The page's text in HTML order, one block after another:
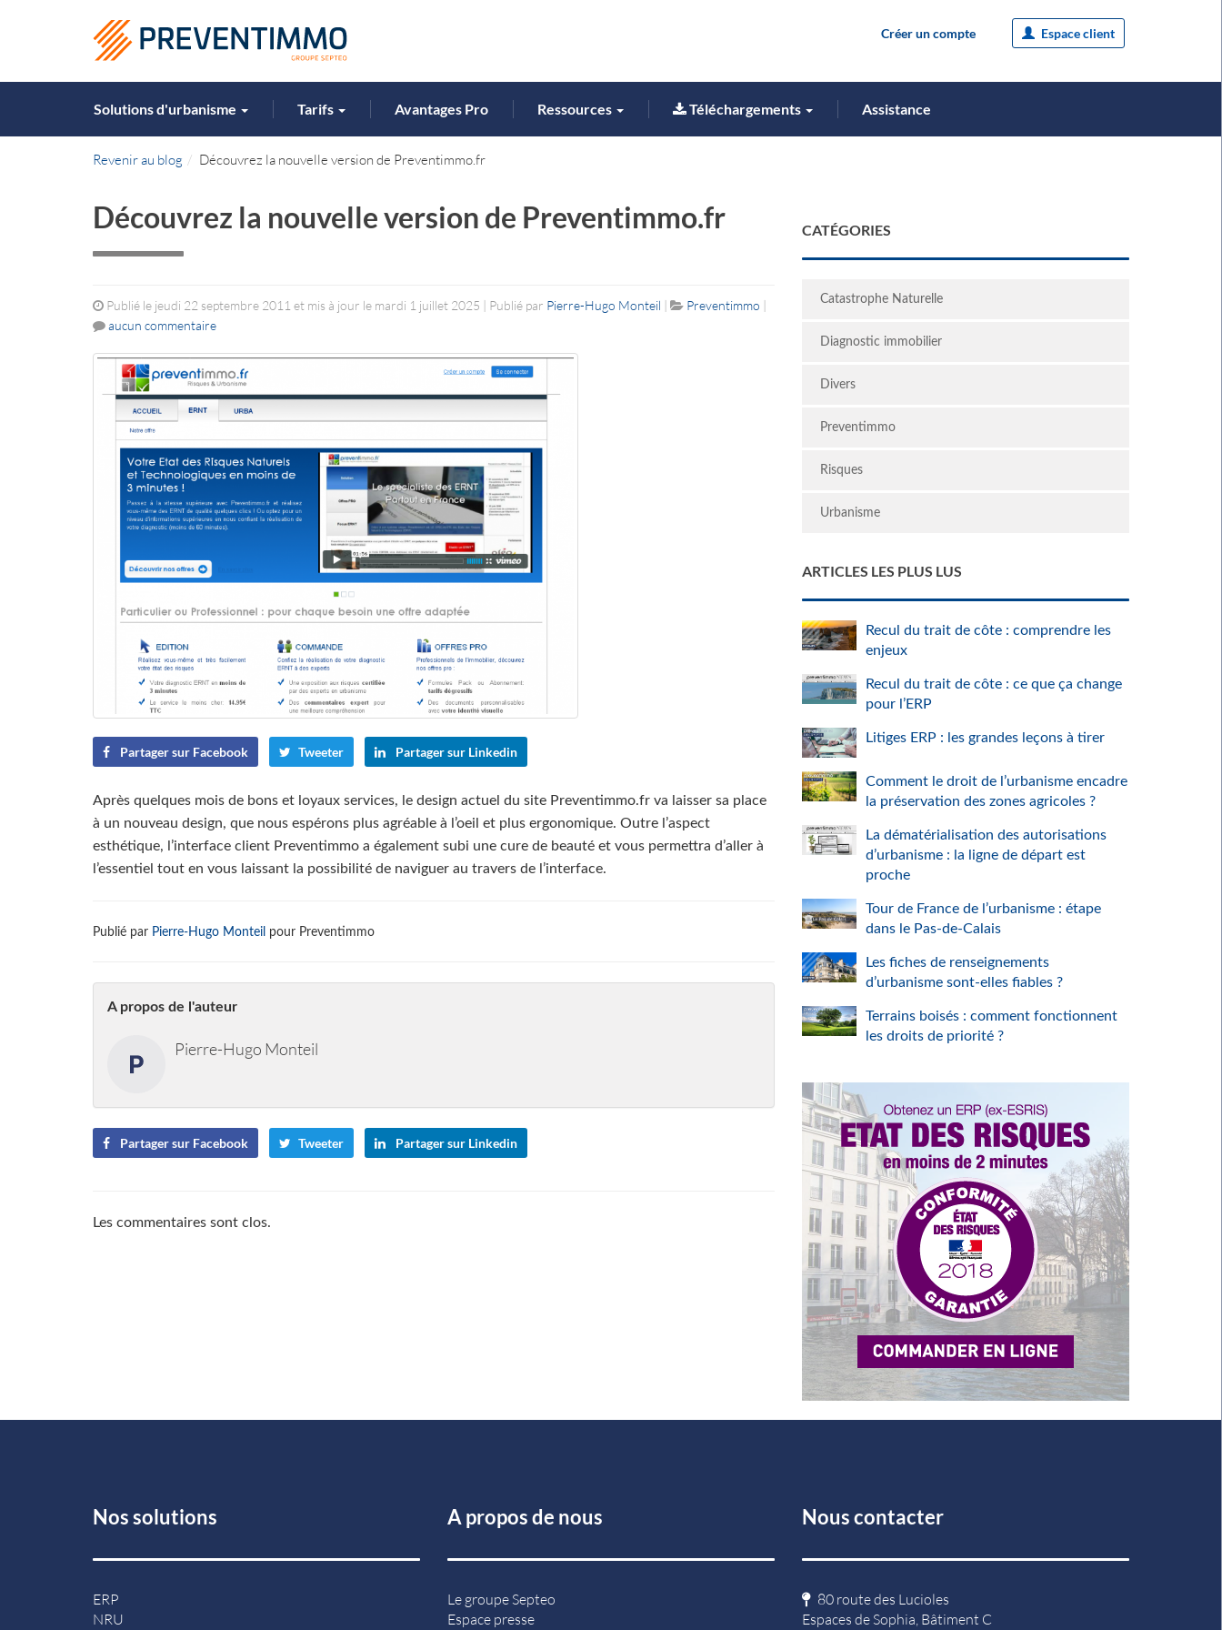
Créer un compte Espace client
Solutions d'urbanisme Tarifs Avantages Pro Ressources Téléchargements Assistance
Revenir au blog Découvrez la nouvelle version de Preventimmo.fr
Découvrez la nouvelle version de Preventimmo.fr
Publié le jeudi 22 septembre 2011 et mis à jour le mardi 1 juillet 2025 | Publié par Pierre-Hugo Monteil | Preventimmo |
aucun commentaire
Partager sur Facebook Tweeter Partager sur Linkedin
Après quelques mois de bons et loyaux services, le design actuel du site Preventimmo.fr va laisser sa place
à un nouveau design, que nous espérons plus agréable à l’oeil et plus ergonomique. Outre l’aspect
esthétique, l’interface client Preventimmo a également subi une cure de beauté et vous permettra d’aller à
l’essentiel tout en vous laissant la possibilité de naviguer au travers de l’interface.
Publié par Pierre-Hugo Monteil pour Preventimmo
A propos de l'auteur
Pierre-Hugo Monteil
Partager sur Facebook Tweeter Partager sur Linkedin
Les commentaires sont clos.
CATÉGORIES
Catastrophe Naturelle
Diagnostic immobilier
Divers
Preventimmo
Risques
Urbanisme
ARTICLES LES PLUS LUS
Recul du trait de côte : comprendre les
enjeux
Recul du trait de côte : ce que ça change
pour l’ERP
Litiges ERP : les grandes leçons à tirer
Comment le droit de l’urbanisme encadre
la préservation des zones agricoles ?
La dématérialisation des autorisations
d’urbanisme : la ligne de départ est
proche
Tour de France de l’urbanisme : étape
dans le Pas-de-Calais
Les fiches de renseignements
d’urbanisme sont-elles fiables ?
Terrains boisés : comment fonctionnent
les droits de priorité ?
Nos solutions
ERP
NRU
A propos de nous
Le groupe Septeo
Espace presse
Nous contacter
80 route des Lucioles
Espaces de Sophia, Bâtiment C